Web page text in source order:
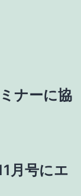
ナーに協
月号にエ